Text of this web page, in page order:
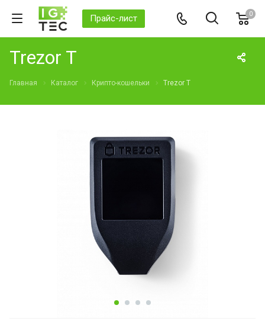
Прайс-лист 0
Trezor T
Главная Каталог Крипто-кошельки Trezor T